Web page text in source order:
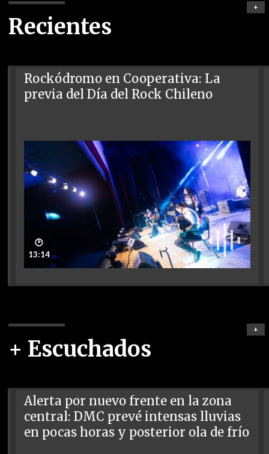
Recientes
+
Rockódromo en Cooperativa: La
previa del Día del Rock Chileno
🕑
13:14
+ Escuchados
+
Alerta por nuevo frente en la zona
central: DMC prevé intensas lluvias
en pocas horas y posterior ola de frío